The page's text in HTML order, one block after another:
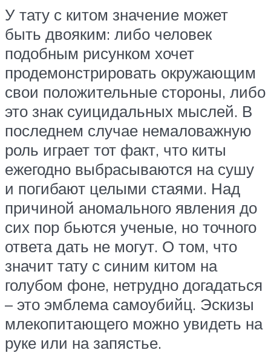
У тату с китом значение может
быть двояким: либо человек
подобным рисунком хочет
продемонстрировать окружающим
свои положительные стороны, либо
это знак суицидальных мыслей. В
последнем случае немаловажную
роль играет тот факт, что киты
ежегодно выбрасываются на сушу
и погибают целыми стаями. Над
причиной аномального явления до
сих пор бьются ученые, но точного
ответа дать не могут. О том, что
значит тату с синим китом на
голубом фоне, нетрудно догадаться
– это эмблема самоубийц. Эскизы
млекопитающего можно увидеть на
руке или на запястье.